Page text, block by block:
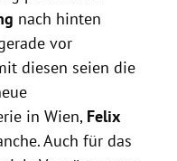
nach hinten
vor
diesen seien die
in Wien, Felix
Auch für das